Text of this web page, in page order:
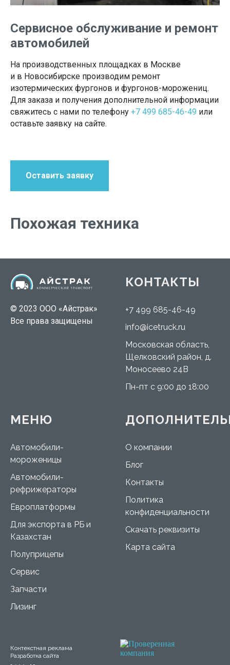
Сервисное обслуживание и ремонт
автомобилей
На производственных площадках в Москве
и в Новосибирске производим ремонт
изотермических фургонов и фургонов-морожениц.
Для заказа и получения дополнительной информации
свяжитесь с нами по телефону +7 499 685-46-49 или
оставьте заявку на сайте.
Оставить заявку
Похожая техника
© 2023 ООО «Айстрак»
Все права защищены
КОНТАКТЫ
+7 499 685-46-49
info@icetruck.ru
Московская область,
Щелковский район, д.
Моносеево 24В
Пн-пт с 9:00 до 18:00
МЕНЮ
Автомобили-
мороженицы
Автомобили-
рефрижераторы
Европлатформы
Для экспорта в РБ и
Казахстан
Полуприцепы
Сервис
Запчасти
Лизинг
О компании
Блог
Контакты
Политика
конфиденциальности
Скачать реквизиты
Карта сайта
Разработка сайта
Контекстная реклама